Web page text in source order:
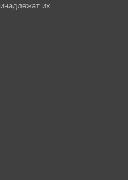
их